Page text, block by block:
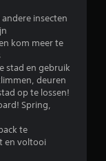
i
n
g
4
insecten
kom meer te
stad en gebruik
deuren
op te lossen!
Spring,
te
en voltooi